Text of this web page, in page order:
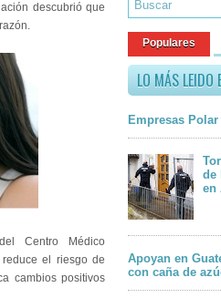
descubrió que
.
Centro Médico
el riesgo de
cambios positivos
Populares
LO MÁS LEIDO
Empresas
de
en
Apoyan en
con caña de